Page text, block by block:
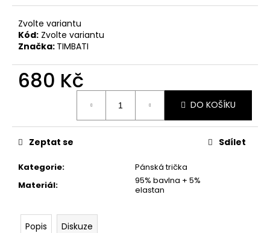
Zvolte variantu
Kód: Zvolte variantu
Značka: TIMBATI
680 Kč
DO KOŠÍKU
Kategorie:
Pánská trička
Materiál:
95% bavlna + 5%
elastan
Zeptat se Sdílet
Popis Diskuze
HLEDAT
o
p
u
č
e
m